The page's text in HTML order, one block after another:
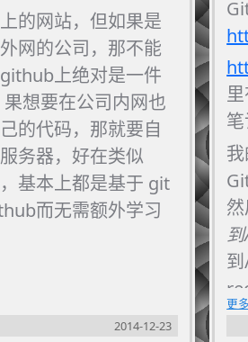
变
的网站，但如果是
网的公司，那不能
上绝对是一件
想要在公司内网也
的代码，那就要自
务器，好在类似
基本上都是基于 git
而无需额外学习
2014-12-23
存
更